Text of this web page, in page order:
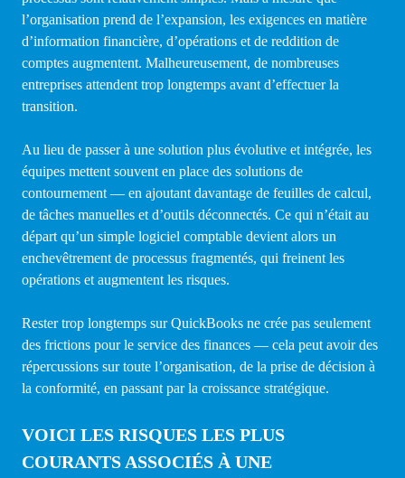
l’organisation prend de l’expansion, les exigences en matière
d’information financière, d’opérations et de reddition de
comptes augmentent. Malheureusement, de nombreuses
entreprises attendent trop longtemps avant d’effectuer la
transition.
Au lieu de passer à une solution plus évolutive et intégrée, les
équipes mettent souvent en place des solutions de
contournement — en ajoutant davantage de feuilles de calcul,
de tâches manuelles et d’outils déconnectés. Ce qui n’était au
départ qu’un simple logiciel comptable devient alors un
enchevêtrement de processus fragmentés, qui freinent les
opérations et augmentent les risques.
Rester trop longtemps sur QuickBooks ne crée pas seulement
des frictions pour le service des finances — cela peut avoir des
répercussions sur toute l’organisation, de la prise de décision à
la conformité, en passant par la croissance stratégique.
VOICI LES RISQUES LES PLUS
COURANTS ASSOCIÉS À UNE